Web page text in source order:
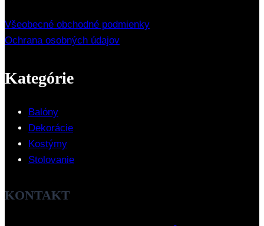
Všeobecné obchodné podmienky
Ochrana osobných údajov
Kategórie
Balóny
Dekorácie
Kostýmy
Stolovanie
KONTAKT